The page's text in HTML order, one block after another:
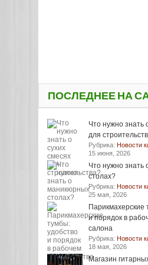
ПОСЛЕДНЕЕ НА
Что нужно знать
для
Рубрика: Новости
15 июня, 2026
Что нужно знать
столах?
Рубрика: Новости
25 мая, 2026
Парикмахерские
и порядок в
салона
Рубрика: Новости
18 мая, 2026
Магазин